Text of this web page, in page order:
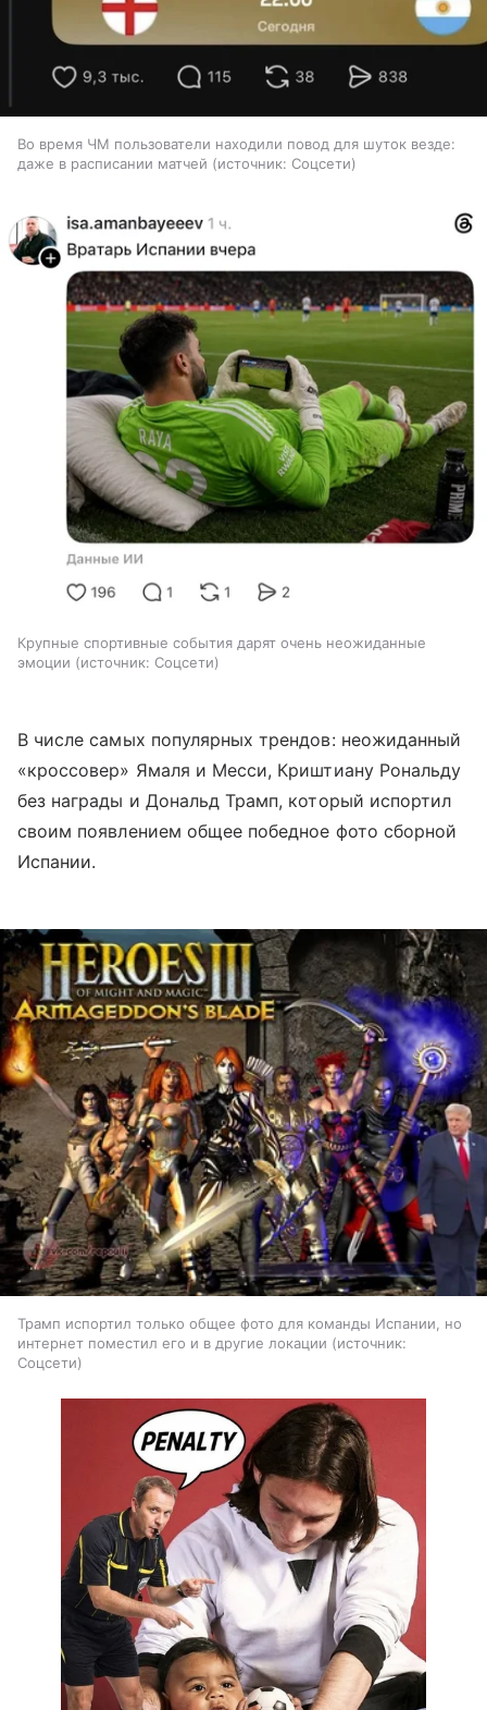
Во время ЧМ пользователи находили повод для шуток везде:
даже в расписании матчей
источник: Соцсети
Крупные спортивные события дарят очень неожиданные
эмоции
источник: Соцсети
В числе самых популярных трендов: неожиданный
«кроссовер» Ямаля и Месси, Криштиану Рональду
без награды и Дональд Трамп, который испортил
своим появлением общее победное фото сборной
Испании.
Трамп испортил только общее фото для команды Испании, но
интернет поместил его и в другие локации
источник:
Соцсети